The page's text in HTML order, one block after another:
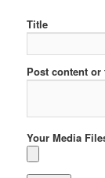
Title
Post content
Your Media